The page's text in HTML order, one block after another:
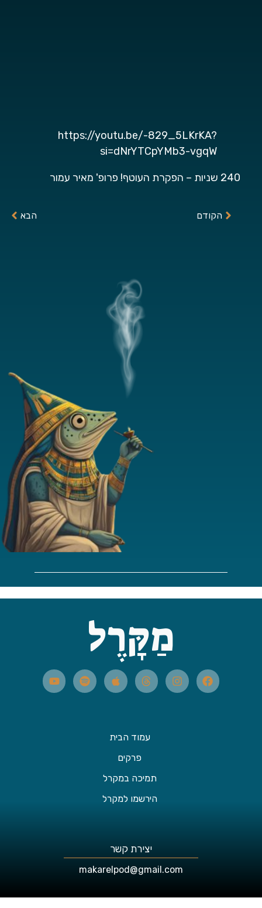
https://youtu.be/-829_5LKrKA?
si=dNrYTCpYMb3-vgqW
הקודם
מַקָּרֶל
עמוד הבית
פרקים
תמיכה במקרל
הירשמו למקרל
יצירת קשר
makarelpod@gmail.com